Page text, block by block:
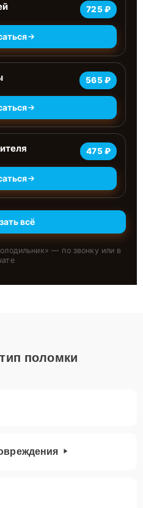
725 ₽
565 ₽
475 ₽
всё
» — по звонку или в
поломки